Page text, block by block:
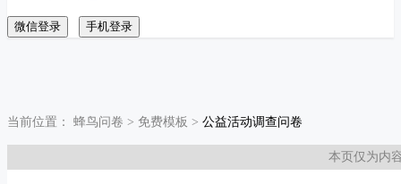
微信登录 手机登录
当前位置： 蜂鸟问卷 > 免费模板 > 公益活动调查问卷
本页仅为内